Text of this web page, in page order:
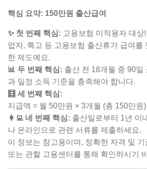
핵심 요약: 150만원 출산급여
✨ 첫 번째 핵심: 고용보험 미적용자 대상!
업자, 특고 등 고용보험 출산휴가 급여를
한 제도예요.
📊 두 번째 핵심: 출산 전 18개월 중 90일
과 일정 소득 기준을 충족해야 합니다.
🧮 세 번째 핵심:
지급액 = 월 50만원 × 3개월 (총 150만원)
👩‍💻 네 번째 핵심: 출산일로부터 1년 이
나 온라인으로 관련 서류를 제출하세요.
이 정보는 참고용이며, 정확한 자격 및
또는 관할 고용센터를 통해 확인하시기